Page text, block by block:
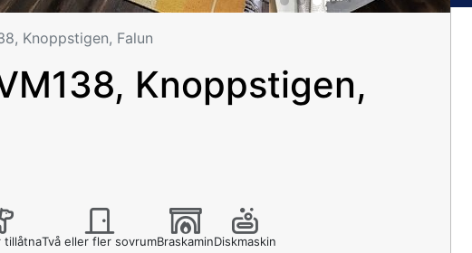
Knoppstigen, Falun
Knoppstigen,
tillåtnaTvå eller fler sovrumBraskaminDiskmaskin